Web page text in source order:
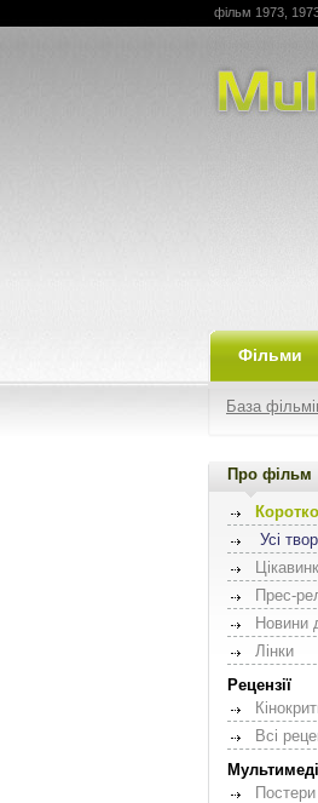
фільм 1973,
Фільми
База
Про фільм
Коротко
Усі
Прес-
Новини
Лінки
Рецензії
Всі
Постери